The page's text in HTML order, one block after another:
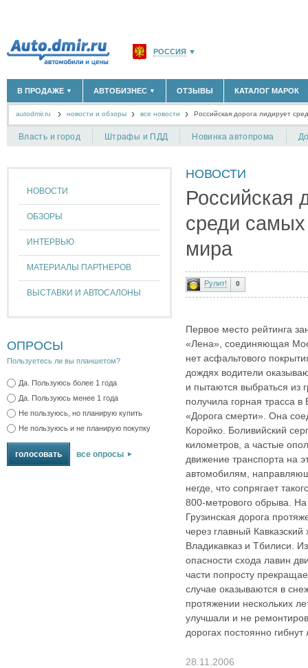
РОССИЯ ▼
САНКТ-ПЕТЕРБУРГ И ОБЛАСТЬ(14298)
КРАСНОДАРСКИЙ КРАЙ(5619)
КРЫМ РЕСПУБЛИКА(412)
В ПРОДАЖЕ ▼
НОВЫЕ АВТОМОБИЛИ(30122)
АВТОМОБИЛИ С ПРОБЕГОМ
АВТОБИЗНЕС ▼
ОФИЦИАЛЬНЫЕ ДИЛЕРЫ(1347)
ТАКСИ(278)
+ ДОБАВИТЬ КОМПАНИЮ
ОТЗЫВЫ КАТАЛОГ МАРОК
autodmir.ru новости и обзоры все новости Российская дорога лидирует
Власть и город Штрафы и ПДД Новинка автопрома
НОВОСТИ
ОБЗОРЫ
ИНТЕРВЬЮ
МАТЕРИАЛЫ ПАРТНЕРОВ
ВЫСТАВКИ И АВТОСАЛОНЫ
ОПРОСЫ
Пользуетесь ли вы планшетом?
Да. Пользуюсь более 1 года
Да. Пользуюсь менее 1 года
Не пользуюсь, но планирую купить
Не пользуюсь и не планирую покупку
все опросы
НОВОСТИ
Российская
среди
мира
Рулит! 0
Первое место рейтинга
«Лена», соединяющая
нет асфальтового
дождях водители
и пытаются выбраться из
получила горная трасса
«Дорога смерти». Она
Коройко. Боливийский
километров, а частые
движение транспорта на
автомобилям,
негде, что сопрягает
800-метрового обрыва.
Грузинская дорога
через главный
Владикавказ и Тбилиси.
опасности схода лавин
части попросту
случае оказываются в
протяжении нескольких
улучшали и не
дорогах постоянно
28.11.2006